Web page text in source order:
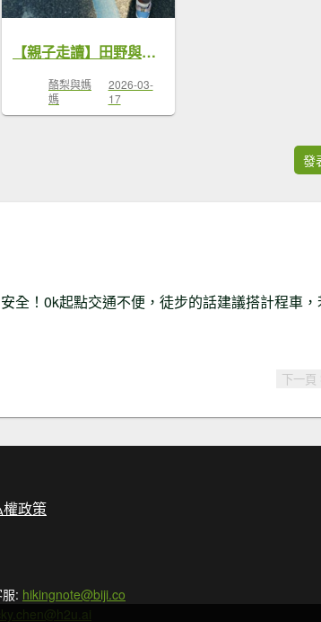
【親子走讀】田野與水圳之間—走進水利傳奇的大圳之路
酪梨與媽
媽
2026-03-
17
發
全！0k起點交通不便，徒步的話建議搭計程車，
下一頁
權政策
: hikingnote@biji.co